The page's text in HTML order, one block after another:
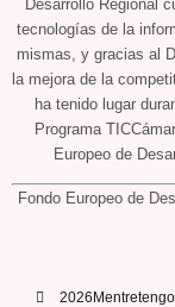
Desarrollo Regional
tecnologías de la
mismas, y gracias al
la mejora de la
ha tenido lugar
Programa
Europeo de
Fondo Europeo